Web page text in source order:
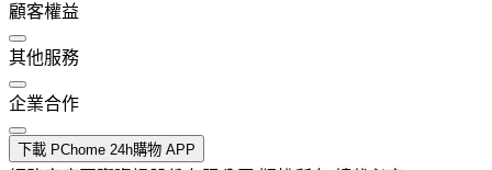
顧客權益
其他服務
企業合作
下載 PChome 24h購物 APP